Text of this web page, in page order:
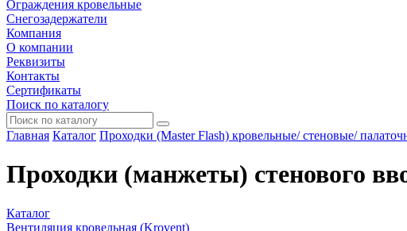
Ограждения кровельные
Снегозадержатели
Компания
О компании
Реквизиты
Контакты
Сертификаты
Поиск по каталогу
Главная Каталог Проходки (Master Flash) кровельные/ стеновые/
Проходки (манжеты) стенового
Каталог
Вентиляция кровельная (Krovent)